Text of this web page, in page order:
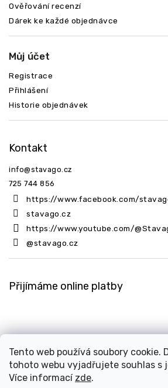
Tento web používá soubory cookie.
tohoto webu vyjadřujete souhlas s
Více informací zde.
Ověřování recenzí
Dárek ke každé objednávce
Můj účet
Registrace
Přihlášení
Historie objednávek
Kontakt
info@stavago.cz
725 744 856
https://www.facebook.com/
stavago.cz
https://www.youtube.com/
@stavago.cz
Přijímáme online platby
Copyright 2026 Stavago.cz .